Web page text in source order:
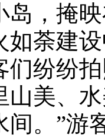
岛，掩
如荼建
们纷纷
山美、
间。”游